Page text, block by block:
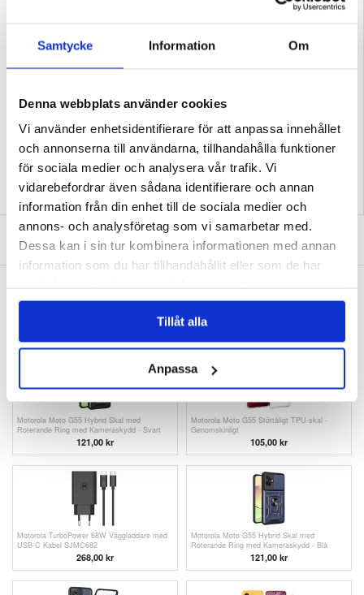
Samtycke Information Om
Denna webbplats använder cookies
Vi använder enhetsidentifierare för att anpassa innehållet
och annonserna till användarna, tillhandahålla funktioner
för sociala medier och analysera vår trafik. Vi
vidarebefordrar även sådana identifierare och annan
information från din enhet till de sociala medier och
annons- och analysföretag som vi samarbetar med.
Dessa kan i sin tur kombinera informationen med annan
information som du har tillhandahållit eller som de har
Tillåt alla
Anpassa
OBS: Detta skärmskydd täcker endast in den platta delen av displayen.
EAN: 5714122491282
Relaterade kategorier:Mobiltillbehör,Motorola Skal & Tillbehör,Motorola Moto
SKRIV EN RECENSION
Motorola Moto G55 Imak 2-i-1 HD
Motorola Moto G55 Plånboksfodral med
Magnetstängning - Brun
Motorola Moto G55 Hybrid Skal med
Roterande Ring med Kameraskydd - Svart
121,00 kr
Motorola Moto G55 Stöttåligt TPU-skal -
Genomskinligt
105,00 kr
Motorola TurboPower 68W Väggladdare med
USB-C Kabel SJMC682
268,00 kr
Motorola Moto G55 Hybrid Skal med
Roterande Ring med Kameraskydd - Blå
121,00 kr